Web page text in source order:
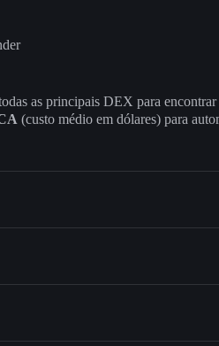
as principais DEX para
(custo médio em dólares) para
milhares de outros tokens Solana